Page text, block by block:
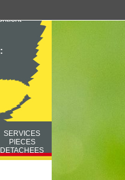
SERVICES
PIECES
DETACHEES